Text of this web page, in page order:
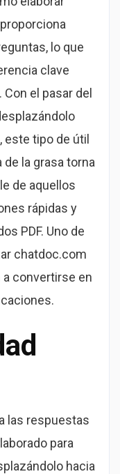
lo que
clave
el pasar del
este tipo de útil
la grasa torna
de aquellos
rápidas y
PDF. Uno de
chatdoc.com
a convertirse en
las respuestas
para
hacia